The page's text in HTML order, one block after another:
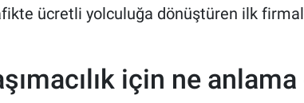
ücretli yolculuğa dönüştüren ilk
için ne